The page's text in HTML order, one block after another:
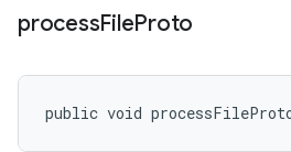
processFileProto
public void